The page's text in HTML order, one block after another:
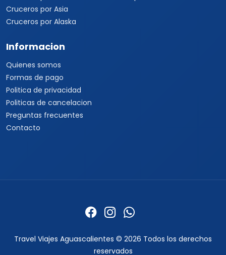
Cruceros por Asia
Cruceros por Alaska
Informacion
Quienes somos
Formas de pago
Politica de privacidad
Politicas de cancelacion
Preguntas frecuentes
Contacto
Travel Viajes Aguascalientes © 2026 Todos los derechos
reservados